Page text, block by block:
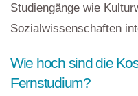
Studiengänge wie
Sozialwissenschaften
Wie hoch sind die
Fernstudium?